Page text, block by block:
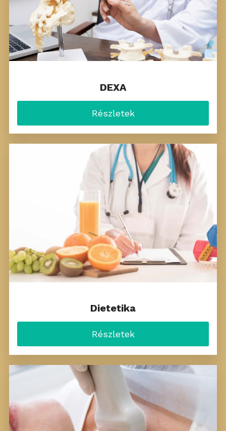
DEXA
Részletek
Dietetika
Részletek